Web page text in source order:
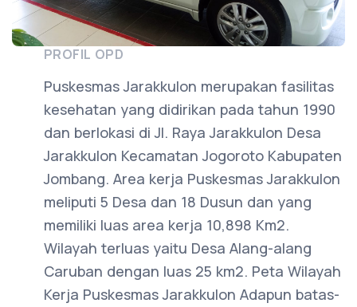
PROFIL OPD
Puskesmas Jarakkulon merupakan fasilitas
kesehatan yang didirikan pada tahun 1990
dan berlokasi di Jl. Raya Jarakkulon Desa
Jarakkulon Kecamatan Jogoroto Kabupaten
Jombang. Area kerja Puskesmas Jarakkulon
meliputi 5 Desa dan 18 Dusun dan yang
memiliki luas area kerja 10,898 Km2.
Wilayah terluas yaitu Desa Alang-alang
Caruban dengan luas 25 km2. Peta Wilayah
Kerja Puskesmas Jarakkulon Adapun batas-